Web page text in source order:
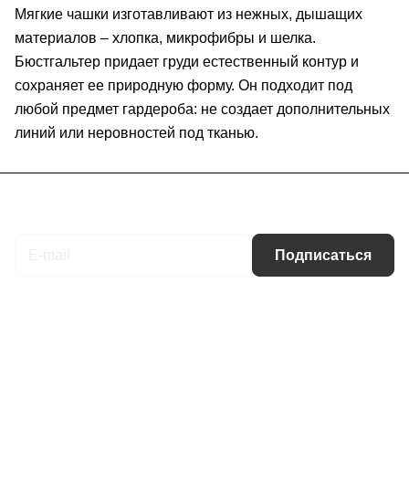
Мягкие чашки изготавливают из нежных, дышащих
материалов – хлопка, микрофибры и шелка.
Бюстгальтер придает груди естественный контур и
сохраняет ее природную форму. Он подходит под
любой предмет гардероба: не создает дополнительных
линий или неровностей под тканью.
Подписаться